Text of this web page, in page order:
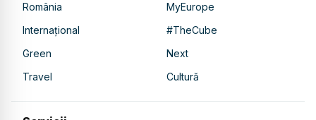
România
MyEurope
Internațional
#TheCube
Green
Next
Travel
Cultură